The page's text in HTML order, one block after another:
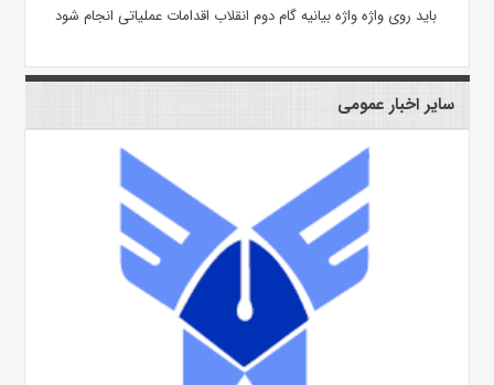
باید روی واژه واژه بیانیه گام دوم انقلاب اقدامات عملیاتی انجام شود
سایر اخبار عمومی